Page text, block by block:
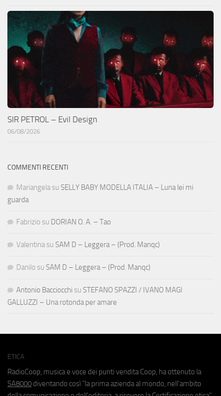
SIR PETROL – Evil Design
06/08/2026
COMMENTI RECENTI
Mariangela su SELLY BABY MODELLA ITALIA – Luna lei mi
guarda
Fabrizio su DORIAN O. A. – Tao
Valentina su SAM D – Leggera – (Prod. Manqc)
Danilo su SAM D – Leggera – (Prod. Manqc)
Antonio Bacciocchi su STEFANO SPAZZI / IVANO MAGI
GALLUZZI – Una rotonda per amare
ETICA
RadioCoop, musica e voce dei punti vendita Coop, ha ottenuto la
SA8000 diventando così "la prima azienda al mondo, nell'ambito